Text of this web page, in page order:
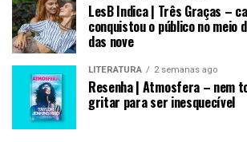
LesB Indica | Três Graças –
conquistou o público no meio
das nove
LITERATURA 2 semanas ago
Resenha | Atmosfera – nem
gritar para ser inesquecível